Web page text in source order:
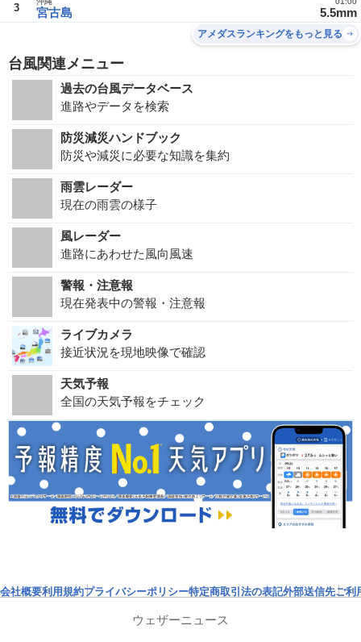
3 宮古島 5.5mm
アメダスランキングをもっと見る
台風関連メニュー
過去の台風データベース
進路やデータを検索
防災減災ハンドブック
防災や減災に必要な知識を集約
雨雲レーダー
現在の雨雲の様子
風レーダー
進路にあわせた風向風速
警報・注意報
現在発表中の警報・注意報
ライブカメラ
接近状況を現地映像で確認
天気予報
全国の天気予報をチェック
会社概要利用規約プライバシーポリシー特定商取引法の表記外部送信先ご利
ウェザーニュース